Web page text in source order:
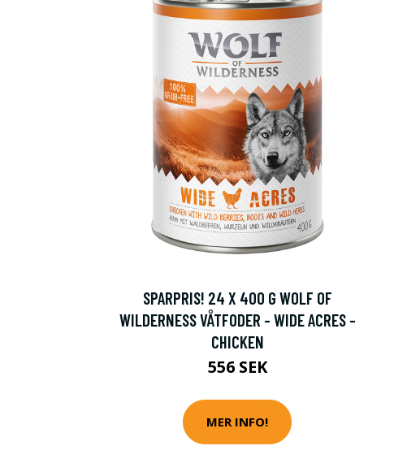
SPARPRIS! 24 X 400 G WOLF OF
WILDERNESS VÅTFODER - WIDE ACRES -
CHICKEN
556 SEK
MER INFO!